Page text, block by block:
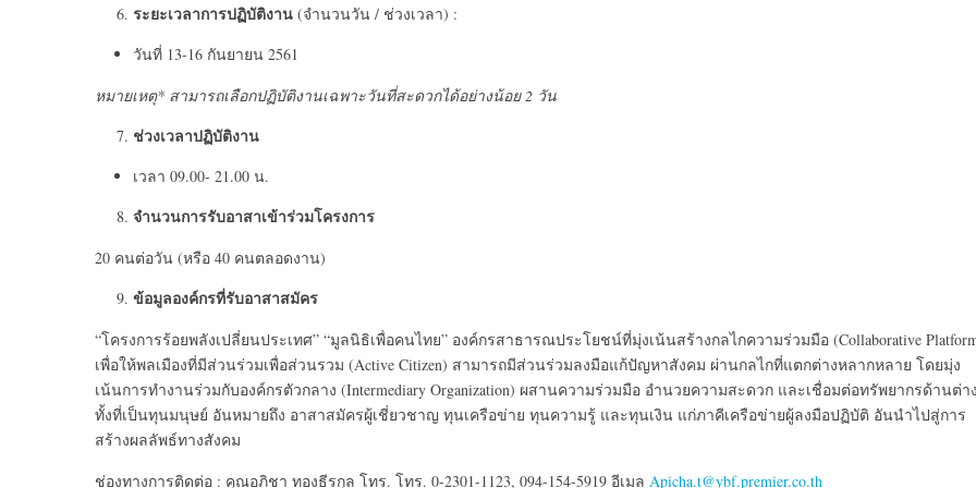
ระยะเวลาการปฏิบัติงาน (จำนวนวัน / ช่วงเวลา) :
วันที่ 13-16 กันยายน 2561
หมายเหตุ* สามารถเลือกปฏิบัติงานเฉพาะวันที่สะดวกได้อย่างน้อย 2 วัน
ช่วงเวลาปฏิบัติงาน
เวลา 09.00- 21.00 น.
จำนวนการรับอาสาเข้าร่วมโครงการ
20 คนต่อวัน (หรือ 40 คนตลอดงาน)
ข้อมูลองค์กรที่รับอาสาสมัคร
“โครงการร้อยพลังเปลี่ยนประเทศ” “มูลนิธิเพื่อคนไทย” องค์กรสาธารณประโยชน์ที่มุ่งเน้นสร้างกลไกความร่วมมือ (Collaborative
เพื่อให้พลเมืองที่มีส่วนร่วมเพื่อส่วนรวม (Active Citizen) สามารถมีส่วนร่วมลงมือแก้ปัญหาสังคม ผ่านกลไกที่แตกต่างหลากหลาย โดยมุ่ง
เน้นการทำงานร่วมกับองค์กรตัวกลาง (Intermediary Organization) ผสานความร่วมมือ อำนวยความสะดวก และเชื่อมต่อทรัพยากรด้านต่า
ทั้งที่เป็นทุนมนุษย์ อันหมายถึง อาสาสมัครผู้เชี่ยวชาญ ทุนเครือข่าย ทุนความรู้ และทุนเงิน แก่ภาคีเครือข่ายผู้ลงมือปฏิบัติ อันนำไปสู่การ
สร้างผลลัพธ์ทางสังคม
ช่องทางการติดต่อ : คุณอภิชา ทองธีรกุล โทร. โทร. 0-2301-1123, 094-154-5919 อีเมล Apicha.t@ybf.premier.co.th